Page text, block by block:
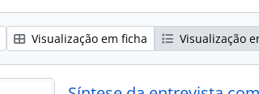
Visualização em ficha Visualização